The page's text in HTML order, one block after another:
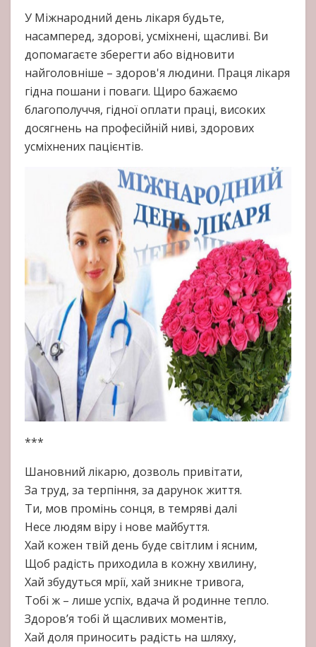
У Міжнародний день лікаря будьте,
насамперед, здорові, усміхнені, щасливі. Ви
допомагаєте зберегти або відновити
найголовніше – здоров'я людини. Праця лікаря
гідна пошани і поваги. Щиро бажаємо
благополуччя, гідної оплати праці, високих
досягнень на професійній ниві, здорових
усміхнених пацієнтів.
***
Шановний лікарю, дозволь привітати,
За труд, за терпіння, за дарунок життя.
Ти, мов промінь сонця, в темряві далі
Несе людям віру і нове майбуття.
Хай кожен твій день буде світлим і ясним,
Щоб радість приходила в кожну хвилину,
Хай збудуться мрії, хай зникне тривога,
Тобі ж – лише успіх, вдача й родинне тепло.
Здоров’я тобі й щасливих моментів,
Хай доля приносить радість на шляху,